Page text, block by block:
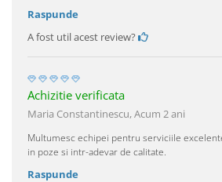
Raspunde
A fost util acest review?
Achizitie verificata
Maria Constantinescu,Acum 2 ani
Multumesc echipei pentru serviciile
in poze si intr-adevar de calitate.
Raspunde